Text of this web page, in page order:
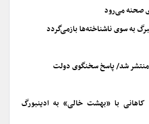
صحنه می‌رود
به سوی ناشناخته‌ها بازمی‌گردد
منتشر شد/ پاسخ سخنگوی دولت
کاهانی با «بهشت خالی» به ادینبورگ